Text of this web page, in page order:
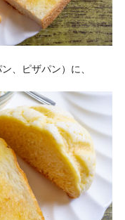
、ピザパン）に、